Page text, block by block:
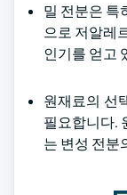
밀 전분은 특
으로 저알레
인기를 얻고
원재료의 선
필요합니다.
는 변성 전분